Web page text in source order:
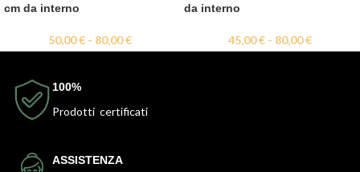
cm da interno
50,00€ - 80,00€
da interno
45,00€ - 80,00€
100%
Prodotti certificati
ASSISTENZA